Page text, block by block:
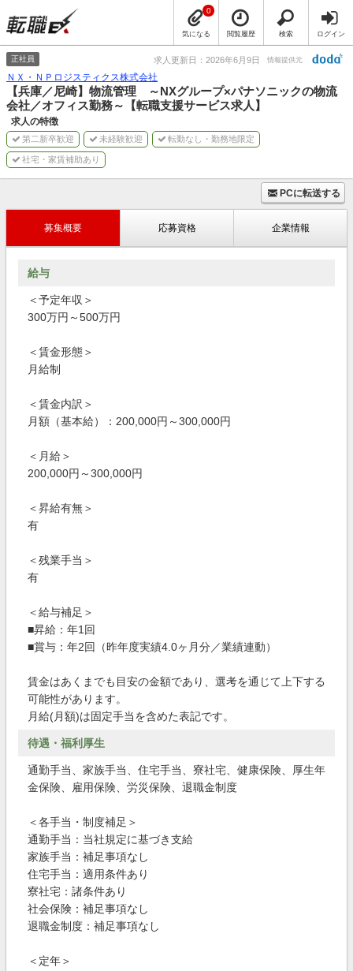
気になる
0
閲覧履歴 検索 ログイン
正社員 求人更新日：2026年6月9日 情報提供元
ＮＸ・ＮＰロジスティクス株式会社
【兵庫／尼崎】物流管理 ～NXグループ×パナソニックの物流
会社／オフィス勤務～【転職支援サービス求人】
求人の特徴
第二新卒歓迎 未経験歓迎 転勤なし・勤務地限定
社宅・家賃補助あり
PCに転送する
募集概要 応募資格 企業情報
給与
＜予定年収＞
300万円～500万円
＜賃金形態＞
月給制
＜賃金内訳＞
月額（基本給）：200,000円～300,000円
＜月給＞
200,000円～300,000円
＜昇給有無＞
有
＜残業手当＞
有
＜給与補足＞
■昇給：年1回
■賞与：年2回（昨年度実績4.0ヶ月分／業績連動）
賃金はあくまでも目安の金額であり、選考を通じて上下する
可能性があります。
月給(月額)は固定手当を含めた表記です。
待遇・福利厚生
通勤手当、家族手当、住宅手当、寮社宅、健康保険、厚生年
金保険、雇用保険、労災保険、退職金制度
＜各手当・制度補足＞
通勤手当：当社規定に基づき支給
家族手当：補足事項なし
住宅手当：適用条件あり
寮社宅：諸条件あり
社会保険：補足事項なし
退職金制度：補足事項なし
＜定年＞